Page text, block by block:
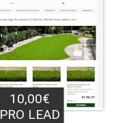
10,00€
PRO LEAD